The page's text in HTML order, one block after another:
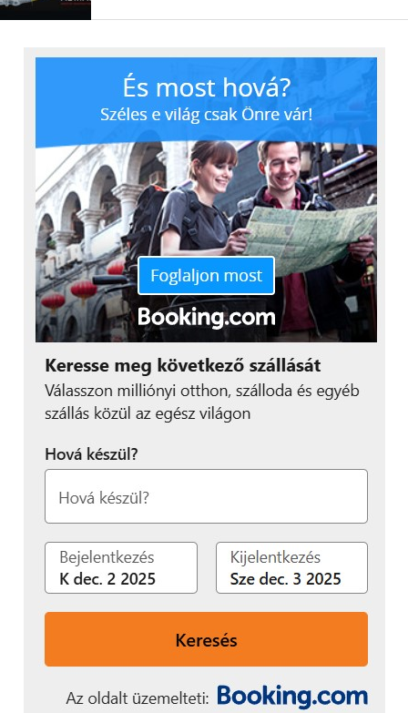
akár véletlenszerűen,
akár azért, mert a
rendszer
ellenmondásokat talált a
benyújtott
dokumentumok között.
Épp ezért érdemes a
„könyvelést” mindig
naprakészen tartani, a
kötelezettségeket pedig
időben megfizetni”
‒ hívta fel a figyelmet a BDO szakértője.